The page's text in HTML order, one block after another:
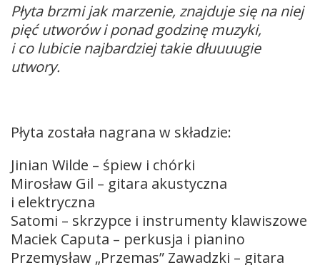
Płyta brzmi jak marzenie, znajduje się na niej
pięć utworów i ponad godzinę muzyki,
i co lubicie najbardziej takie dłuuuugie
utwory.
Płyta została nagrana w składzie:
Jinian Wilde – śpiew i chórki
Mirosław Gil – gitara akustyczna
i elektryczna
Satomi – skrzypce i instrumenty klawiszowe
Maciek Caputa – perkusja i pianino
Przemysław „Przemas” Zawadzki – gitara